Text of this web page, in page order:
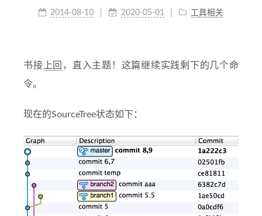
2014-08-10 2020-05-01 工具相关
书接 上回 ，直入主题！这篇继续实践剩下的几个命
令。
现在的SourceTree状态如下：